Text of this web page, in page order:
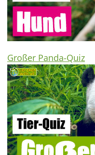
Großer Panda-Quiz